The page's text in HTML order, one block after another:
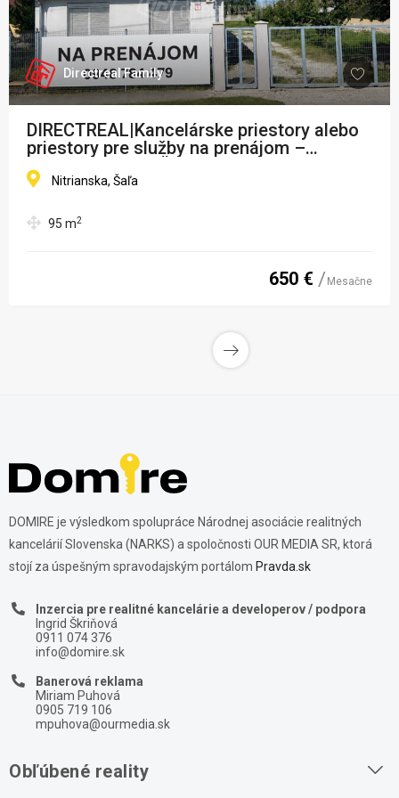
Directreal Family
DIRECTREAL|Kancelárske priestory alebo
priestory pre služby na prenájom –
Nitrianska ulica, Šaľa
Nitrianska, Šaľa
95 m2
650 € Mesačne
DOMIRE je výsledkom spolupráce Národnej asociácie realitných
kancelárií Slovenska (NARKS) a spoločnosti OUR MEDIA SR, ktorá
stojí za úspešným spravodajským portálom Pravda.sk
Inzercia pre realitné kancelárie a developerov / podpora
Ingrid Škriňová
0911 074 376
info@domire.sk
Banerová reklama
Miriam Puhová
0905 719 106
mpuhova@ourmedia.sk
Obľúbené reality